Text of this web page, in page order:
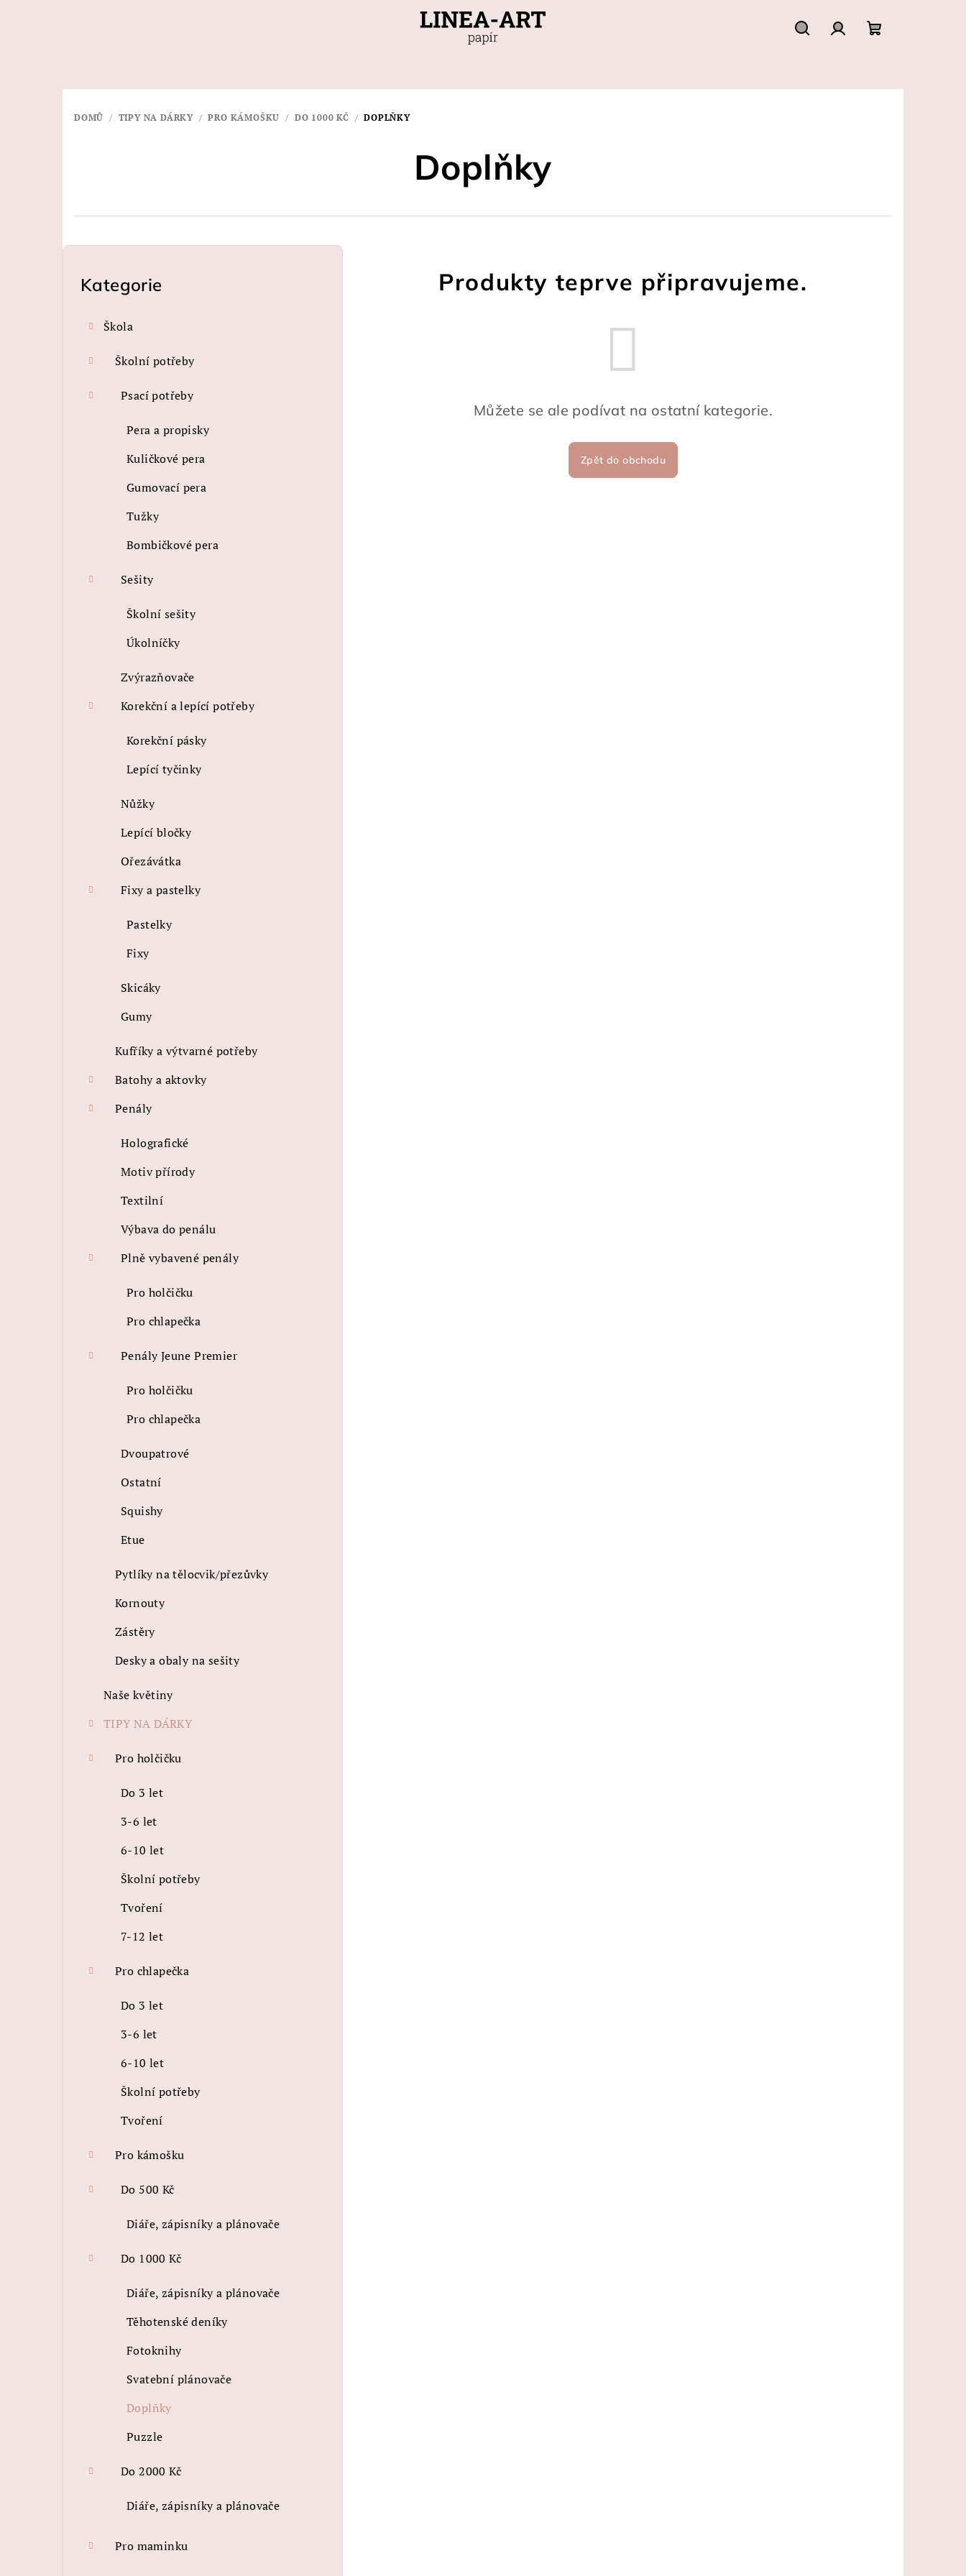
košík
DOMŮ / TIPY NA DÁRKY / PRO KÁMOŠKU / DO 1000 KČ / DOPLŇKY
Doplňky
P
Přeskočit
kategorie
Kategorie
Škola
Školní potřeby
Psací potřeby
Pera a propisky
Kuličkové pera
Gumovací pera
Tužky
Bombičkové pera
Sešity
Školní sešity
Úkolníčky
Zvýrazňovače
Korekční a lepící potřeby
Korekční pásky
Lepící tyčinky
Nůžky
Lepící bločky
Ořezávátka
Fixy a pastelky
Pastelky
Fixy
Skicáky
Gumy
Kufříky a výtvarné potřeby
Batohy a aktovky
Penály
Holografické
Motiv přírody
Textilní
Výbava do penálu
Plně vybavené penály
Pro holčičku
Pro chlapečka
Penály Jeune Premier
Pro holčičku
Pro chlapečka
Dvoupatrové
Ostatní
Squishy
Etue
Pytlíky na tělocvik/přezůvky
Kornouty
Zástěry
Desky a obaly na sešity
Naše květiny
TIPY NA DÁRKY
Pro holčičku
Do 3 let
3-6 let
6-10 let
Školní potřeby
Tvoření
7-12 let
Pro chlapečka
Do 3 let
3-6 let
6-10 let
Školní potřeby
Tvoření
Pro kámošku
Do 500 Kč
Diáře, zápisníky a plánovače
Do 1000 Kč
Diáře, zápisníky a plánovače
Těhotenské deníky
Fotoknihy
Svatební plánovače
Doplňky
Puzzle
Do 2000 Kč
Diáře, zápisníky a plánovače
Pro maminku
Produkty teprve připravujeme.
Můžete se ale podívat na ostatní kategorie.
Zpět do obchodu